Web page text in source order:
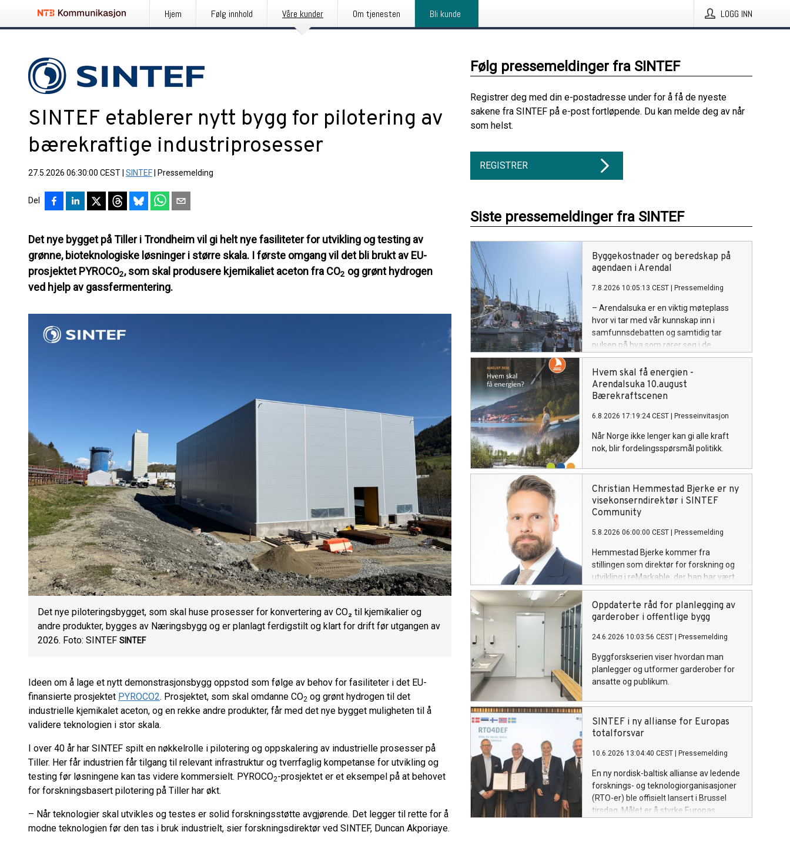
Hjem Følg innhold Våre kunder Om tjenesten Bli kunde LOGG INN
SINTEF etablerer nytt bygg for pilotering av
bærekraftige industriprosesser
27.5.2026 06:30:00 CEST SINTEF Pressemelding
Del
Det nye bygget på Tiller i Trondheim vil gi helt nye fasiliteter for utvikling og testing av
grønne, bioteknologiske løsninger i større skala. I første omgang vil det bli brukt av EU-
prosjektetPYROCO2, som skal produsere kjemikaliet aceton fra CO2 og grønt hydrogen
ved hjelp av gassfermentering.
Det nye piloteringsbygget, som skal huse prosesser for konvertering av CO₂ til kjemikalier og
andre produkter, bygges av Næringsbygg og er planlagt ferdigstilt og klart for drift før utgangen av
2026. Foto: SINTEF SINTEF
Ideen om å lage et nytt demonstrasjonsbygg oppstod som følge av behov for fasiliteter i det EU-
finansierte prosjektet PYROCO2. Prosjektet, som skal omdanne CO2 og grønt hydrogen til det
industrielle kjemikalet aceton, og en rekke andre produkter, får med det nye bygget muligheten til å
validere teknologien i stor skala.
I over 40 år har SINTEF spilt en nøkkelrolle i pilotering og oppskalering av industrielle prosesser på
Tiller. Her får industrien får tilgang til relevant infrastruktur og tverrfaglig kompetanse for utvikling og
testing før løsningene kan tas videre kommersielt. PYROCO2-prosjektet er et eksempel på at behovet
for forskningsbasert pilotering på Tiller har økt.
– Når teknologier skal utvikles og testes er solid forskningsstøtte avgjørende. Det legger til rette for å
modne teknologien før den tas i bruk industrielt, sier forskningsdirektør ved SINTEF, Duncan Akporiaye.
Følg pressemeldinger fra SINTEF
Registrer deg med din e-postadresse under for å få de nyeste
sakene fra SINTEF på e-post fortløpende. Du kan melde deg av når
som helst.
REGISTRER
Siste pressemeldinger fra SINTEF
Byggekostnader og beredskap på
agendaen i Arendal
7.8.2026 10:05:13 CEST Pressemelding
– Arendalsuka er en viktig møteplass
hvor vi tar med vår kunnskap inn i
samfunnsdebatten og samtidig tar
pulsen på hva som rører seg i de
næringene vi jobber med, sier
konserndirektør Siri Hunnes Blakstad i
SINTEF Community.
Hvem skal få energien -
Arendalsuka 10.august
Bærekraftscenen
6.8.2026 17:19:24 CEST Presseinvitasjon
Når Norge ikke lenger kan gi alle kraft
nok, blir fordelingsspørsmål politikk.
Christian Hemmestad Bjerke er ny
visekonserndirektør i SINTEF
Community
5.8.2026 06:00:00 CEST Pressemelding
Hemmestad Bjerke kommer fra
stillingen som direktør for forskning og
utvikling i reMarkable, der han har vært
de siste fire årene.
Oppdaterte råd for planlegging av
garderober i offentlige bygg
24.6.2026 10:03:56 CEST Pressemelding
Byggforskserien viser hvordan man
planlegger og utformer garderober for
ansatte og publikum.
SINTEF i ny allianse for Europas
totalforsvar
10.6.2026 13:04:40 CEST Pressemelding
En ny nordisk-baltisk allianse av ledende
forsknings- og teknologiorganisasjoner
(RTO-er) ble offisielt lansert i Brussel
tirsdag. Målet er å styrke Europas